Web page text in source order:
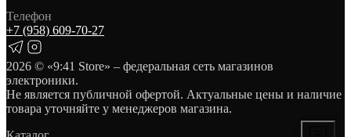
Телефон
+7 (958) 609‑70‑27
2026 © «9:41 Store» – федеральная сеть магазинов
электроники.
Не является публичной офертой. Актуальные цены и наличие
товара уточняйте у менеджеров магазина.